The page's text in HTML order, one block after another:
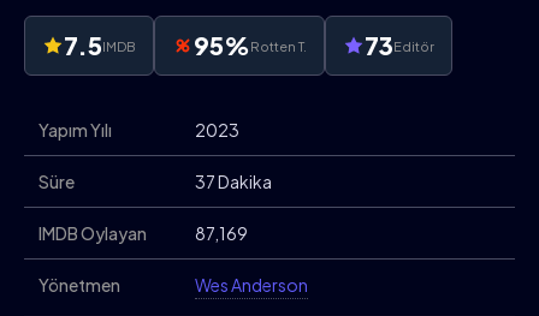
7.5IMDB 95%Rotten T. 73Editör
Yapım Yılı 2023
Süre 37 Dakika
IMDB Oylayan 87,169
Yönetmen Wes Anderson